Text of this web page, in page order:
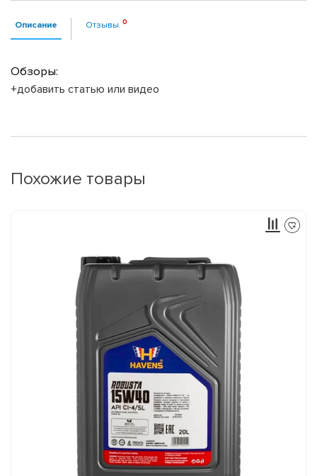
Описание Отзывы
Обзоры:
+добавить статью или видео
Похожие товары